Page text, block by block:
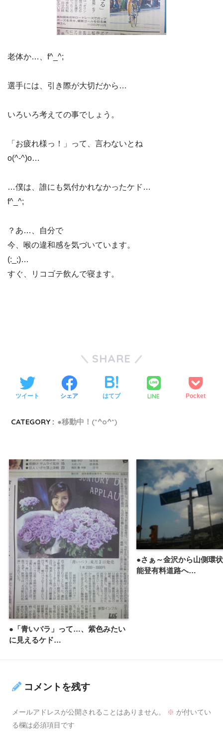
老体か…、f^_^;
選手には、引き際が大切だから…
いろいろ考えての事でしょう。
「お疲れ様っ！」って、言わないとね
o(^-^)o…
…僕は、誰にも気付かれなかったケド…
f^_^;
？あ…、自分で
今、喉の違和感を気づいています。
(:_;)…
すぐ、リコゴテ飲んで寝ます。
SHARE
ツイート シェア はてブ LINE Pocket
CATEGORY : ●移動中！(*^o^*)
●「青いバラ」って…、紫色みたい
に見えるケド…
●さぁ～金沢から山側環
能登有料道路へ…
コメントを残す
メールアドレスが公開されることはありません。 ※ が付いてい
る欄は必須項目です